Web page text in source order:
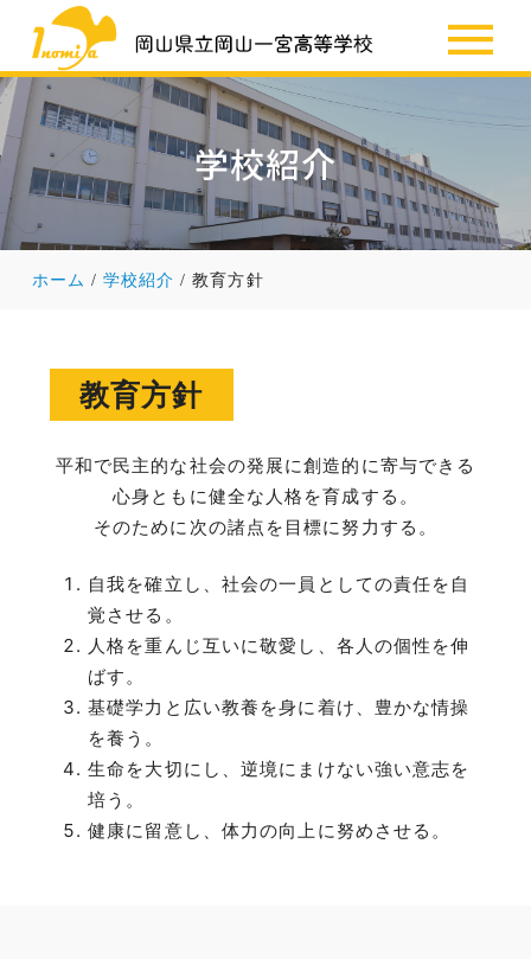
SSH
お知らせ
学校紹介
ホーム 学校紹介 教育方針
教育方針
平和で民主的な社会の発展に創造的に寄与できる
心身ともに健全な人格を育成する。
そのために次の諸点を目標に努力する。
自我を確立し、社会の一員としての責任を自
覚させる。
人格を重んじ互いに敬愛し、各人の個性を伸
ばす。
基礎学力と広い教養を身に着け、豊かな情操
を養う。
生命を大切にし、逆境にまけない強い意志を
培う。
健康に留意し、体力の向上に努めさせる。